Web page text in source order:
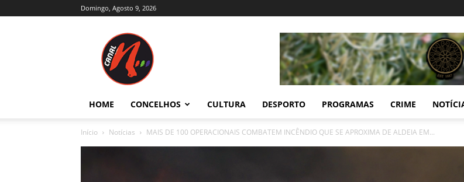
Domingo, Agosto 9, 2026
Trás-
e
Alto
HOME CONCELHOS CULTURA DESPORTO PROGRAMAS CRIME
Início Notícias MAIS DE 100 OPERACIONAIS COMBATEM INCÊNDIO QUE SE APROXIMA DE ALDEIA EM...